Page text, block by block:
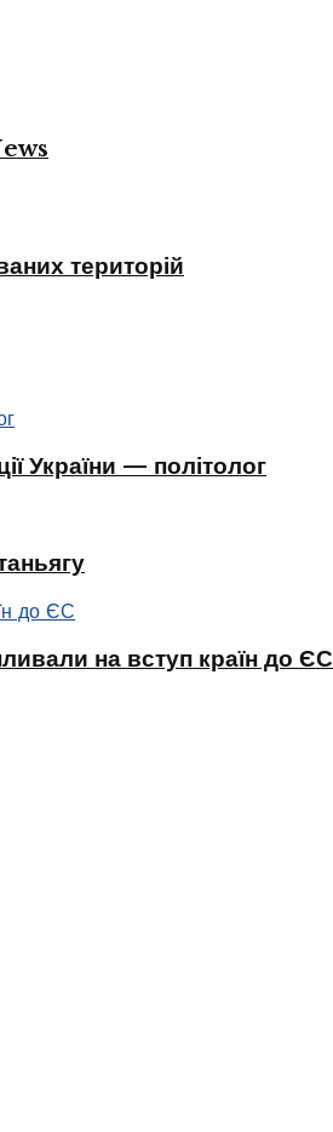
територій
України — політолог
на вступ країн до ЄС